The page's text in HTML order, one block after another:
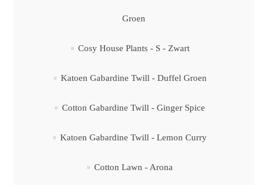
Groen
Cosy House Plants - S - Zwart
Katoen Gabardine Twill - Duffel Groen
Cotton Gabardine Twill - Ginger Spice
Katoen Gabardine Twill - Lemon Curry
Cotton Lawn - Arona